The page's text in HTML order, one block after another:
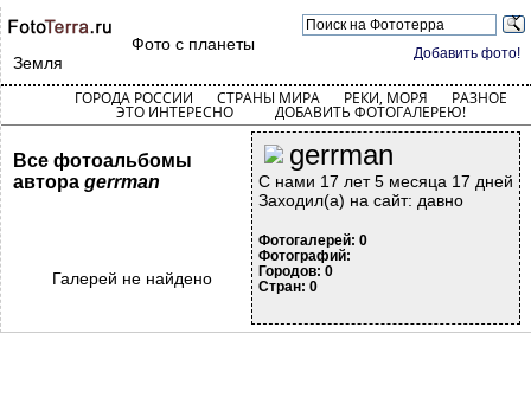
Добавить фото!
Фото с планеты
Земля
ГОРОДА РОССИИ СТРАНЫ МИРА РЕКИ, МОРЯ РАЗНОЕ
ЭТО ИНТЕРЕСНО ДОБАВИТЬ ФОТОГАЛЕРЕЮ!
gerrman
С нами 17 лет 5 месяца 17 дней
Заходил(а) на сайт: давно
Фотогалерей: 0
Фотографий:
Городов: 0
Стран: 0
Все фотоальбомы
автора gerrman
Галерей не найдено